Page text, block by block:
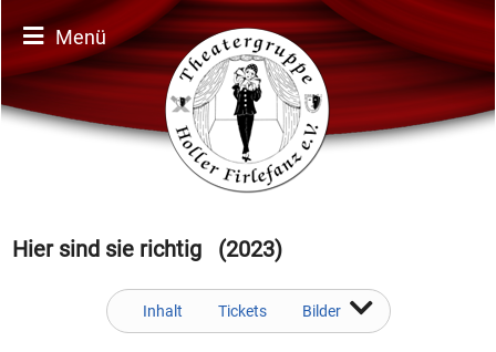
Menü
Hier sind sie richtig (2023)
Inhalt Tickets Bilder